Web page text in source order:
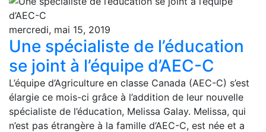
mercredi, mai 15, 2019
Une spécialiste de l’éducation
se joint à l’équipe d’AEC-C
L’équipe d’Agriculture en classe Canada (AEC-C) s’est
élargie ce mois-ci grâce à l’addition de leur nouvelle
spécialiste de l’éducation, Melissa Galay. Melissa, qui
n’est pas étrangère à la famille d’AEC-C, est née et a